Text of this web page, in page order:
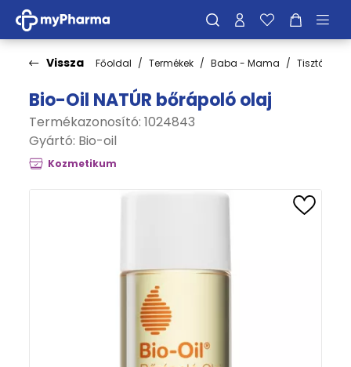
Vissza Főoldal Termékek Baba - Mama
Bio-Oil NATÚR bőrápoló olaj
Termékazonosító: 1024843
Gyártó: Bio-oil
Kozmetikum